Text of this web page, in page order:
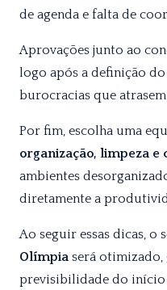
de agenda e falta de
Aprovações junto ao
logo após a definição
burocracias que
Por fim, escolha uma
organização, limpeza
ambientes
diretamente a
Ao seguir essas dicas, o
Olímpia será
previsibilidade do início